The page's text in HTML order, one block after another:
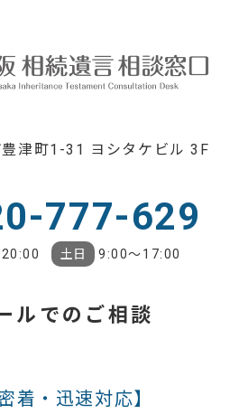
津町1-31 ヨシタケビル 3F
777-629
土日 9:00〜17:00
ルでのご相談
着・迅速対応】